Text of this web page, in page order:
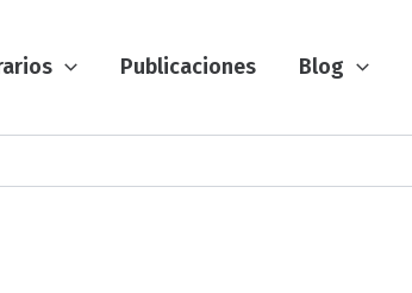
Publicaciones Blog